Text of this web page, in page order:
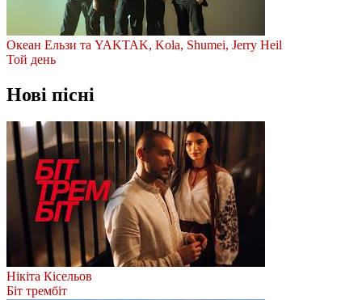
Океан Ельзи та YAKTAK, Kola, Shumei, Jerry Heil
Той день
Нові пісні
Нікіта Кісельов
Біт трембіт